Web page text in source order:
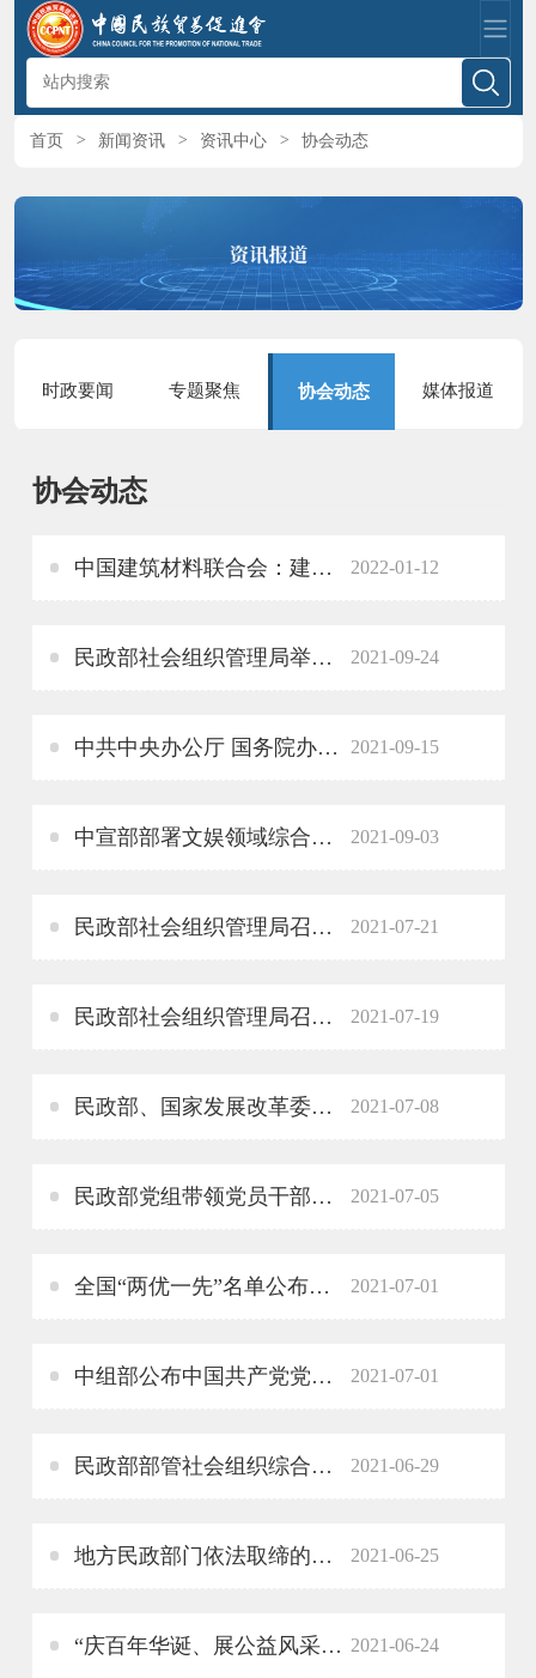
首页 > 新闻资讯 > 资讯中心 > 协会动态
时政要闻 专题聚焦 协会动态 媒体报道
协会动态
中国建筑材料联合会：建材行业产品出口金额创新高 2022-01-12
民政部社会组织管理局举办全国性社会组织内部治理培训班 2021-09-24
中共中央办公厅 国务院办公厅印发《关于加强网络文明建设的意见》要求发挥行业组织引导督促作用 2021-09-15
中宣部部署文娱领域综合治理工作，要求发挥行业协会作用，强化职业道德委员会职能 2021-09-03
民政部社会组织管理局召开科教文卫体等领域 全国性行业协会商会乱收费专项清理整治工作推进座谈会 2021-07-21
民政部社会组织管理局召开农业、建筑业领域 全国性行业协会商会乱收费专项清理整治工作推进座谈会 2021-07-19
民政部、国家发展改革委、市场监管总局联合召开行业协会商会乱收费专项清理整治工作动员部署电视电话会议 2021-07-08
民政部党组带领党员干部参观 “‘不忘初心、牢记使命’中国共产党历史展览” 2021-07-05
全国“两优一先”名单公布，这些社会组织和社会组织工作者获表彰 2021-07-01
中组部公布中国共产党党内统计公报社会组织基层党组织16.2万 2021-07-01
民政部部管社会组织综合党委召开庆祝建党100周年暨党建工作经验交流会 2021-06-29
地方民政部门依法取缔的部分非法社会组织名单（第五批） 2021-06-25
“庆百年华诞、展公益风采” ——民政部部管社会组织综合党委第四党建工作站举办“社会组织红心向党歌咏汇”主题党日活动 2021-06-24